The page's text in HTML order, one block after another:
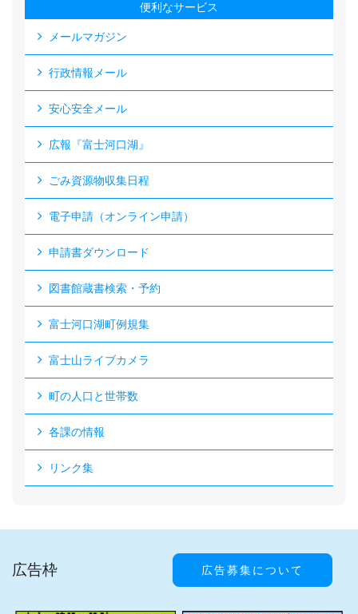
便利なサービス
メールマガジン
行政情報メール
安心安全メール
広報『富士河口湖』
ごみ資源物収集日程
電子申請（オンライン申請）
申請書ダウンロード
図書館蔵書検索・予約
富士河口湖町例規集
富士山ライブカメラ
町の人口と世帯数
各課の情報
リンク集
広告枠 広告募集について